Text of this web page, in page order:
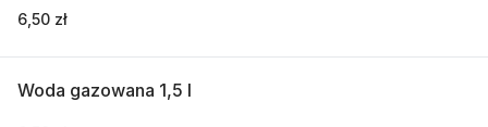
6,50 zł
Woda gazowana 1,5 l